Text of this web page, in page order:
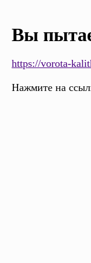
Вы
https://vorota-
Нажмите на